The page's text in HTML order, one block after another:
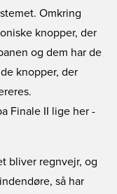
Omkring
knopper, der
og dem har de
knopper, der
Finale II lige her -
bliver regnvejr, og
så har